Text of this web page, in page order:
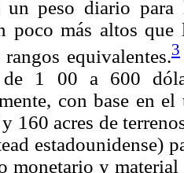
un peso diario
poco más altos
equivalentes.3
de 1 00 a 600
con base en
160 acres de
estadounidense)
monetario y